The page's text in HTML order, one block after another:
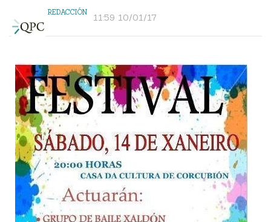
REDACCIÓN 11:59 10/01/17